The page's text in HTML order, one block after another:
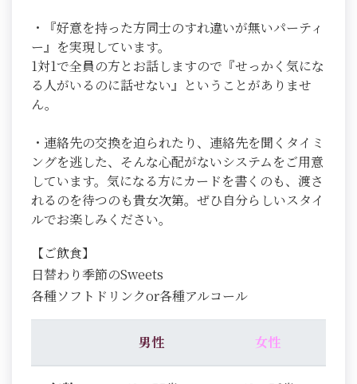
・『好意を持った方同士のすれ違いが無いパーティ
ー』を実現しています。
1対1で全員の方とお話しますので『せっかく気にな
る人がいるのに話せない』ということがありませ
ん。
・連絡先の交換を迫られたり、連絡先を聞くタイミ
ングを逃した、そんな心配がないシステムをご用意
しています。気になる方にカードを書くのも、渡さ
れるのを待つのも貴女次第。ぜひ自分らしいスタイ
ルでお楽しみください。
【ご飲食】
日替わり季節のSweets
各種ソフトドリンクor各種アルコール
男性 女性